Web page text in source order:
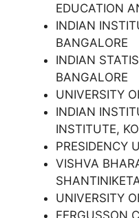
EDUCATION
INDIAN
BANGALORE
INDIAN
BANGALORE
UNIVERSITY
INDIAN
INSTITUTE,
PRESIDENCY
VISHVA
UNIVERSITY
FERGUSSON